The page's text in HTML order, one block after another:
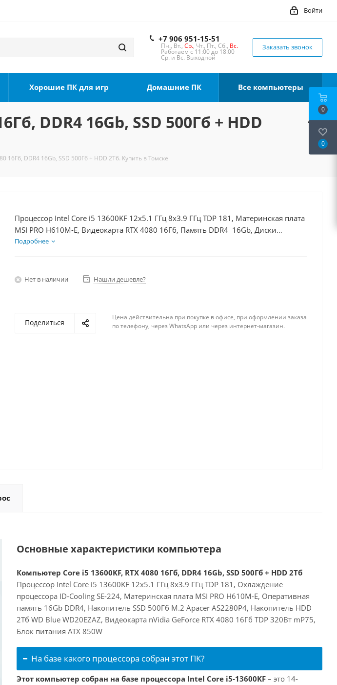
Войти
+7 906 951-15-51
Пн., Вт., Ср., Чт., Пт., Сб., Вс.
Работаем с 11:00 до 18:00
Ср. и Вс. Выходной
Заказать звонок
Хорошие ПК для игр Домашние ПК Все компьютеры
DDR4 16Gb, SSD 500Гб + HDD
16Гб, DDR4 16Gb, SSD 500Гб + HDD 2Тб. Купить в Томске
Процессор Intel Core i5 13600KF 12x5.1 ГГц 8x3.9 ГГц TDP 181, Материнская плата
MSI PRO H610M-E, Видеокарта RTX 4080 16Гб, Память DDR4 16Gb, Диски
SSD 500Гб + HDD 2Тб, БП 850Вт
Подробнее
Нет в наличии Нашли дешевле?
Поделиться
Цена действительна при покупке в офисе, при оформлении заказа
по телефону, через WhatsApp или через интернет-магазин.
Основные характеристики компьютера
Компьютер Core i5 13600KF, RTX 4080 16Гб, DDR4 16Gb, SSD 500Гб + HDD 2Тб
Процессор Intel Core i5 13600KF 12x5.1 ГГц 8x3.9 ГГц TDP 181, Охлаждение
процессора ID-Cooling SE-224, Материнская плата MSI PRO H610M-E, Оперативная
память 16Gb DDR4, Накопитель SSD 500Гб M.2 Apacer AS2280P4, Накопитель HDD
2Тб WD Blue WD20EZAZ, Видеокарта nVidia GeForce RTX 4080 16Гб TDP 320Вт mP75,
Блок питания ATX 850W
На базе какого процессора собран этот ПК?
Этот компьютер собран на базе процессора Intel Core i5-13600KF – это 14-
0
0